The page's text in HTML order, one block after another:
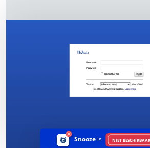
Snooze is NIET BESCHIKBAAR